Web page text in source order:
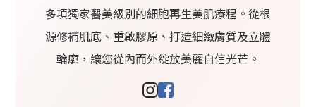
多項獨家醫美級別的細胞再生美肌療程。從根
源修補肌底、重啟膠原、打造細緻膚質及立體
輪廓，讓您從內而外綻放美麗自信光芒。